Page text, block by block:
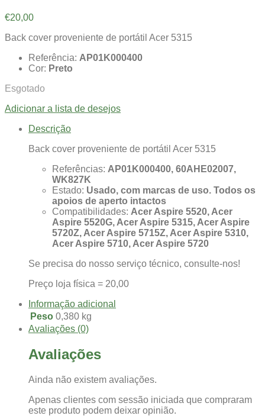
€20,00
Back cover proveniente de portátil Acer 5315
Referência: AP01K000400
Cor: Preto
Esgotado
Adicionar a lista de desejos
Descrição
Back cover proveniente de portátil Acer 5315
Referências: AP01K000400, 60AHE02007,
WK827K
Estado: Usado, com marcas de uso. Todos os
apoios de aperto intactos
Compatibilidades: Acer Aspire 5520, Acer
Aspire 5520G, Acer Aspire 5315, Acer Aspire
5720Z, Acer Aspire 5715Z, Acer Aspire 5310,
Acer Aspire 5710, Acer Aspire 5720
Se precisa do nosso serviço técnico, consulte-nos!
Preço loja física = 20,00
Informação adicional
Peso 0,380 kg
Avaliações (0)
Avaliações
Ainda não existem avaliações.
Apenas clientes com sessão iniciada que compraram
este produto podem deixar opinião.